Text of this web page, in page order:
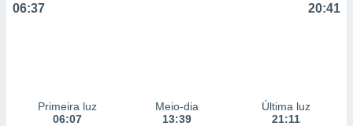
06:37 20:41
Primeira luz
06:07
Meio-dia
13:39
Última luz
21:11